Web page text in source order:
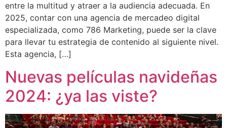
entre la multitud y atraer a la audiencia adecuada. En
2025, contar con una agencia de mercadeo digital
especializada, como 786 Marketing, puede ser la clave
para llevar tu estrategia de contenido al siguiente nivel.
Esta agencia, […]
Nuevas películas navideñas
2024: ¿ya las viste?